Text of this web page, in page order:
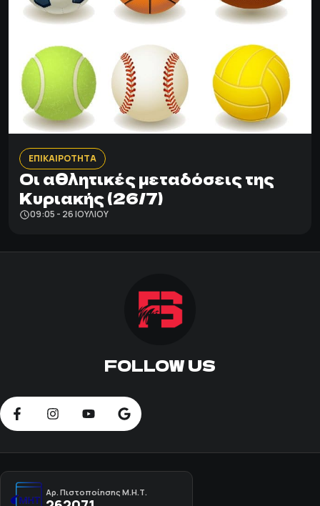
ΕΠΙΚΑΙΡΟΤΗΤΑ
Οι αθλητικές μεταδόσεις της
Κυριακής (26/7)
09:05 - 26 ΙΟΥΛΊΟΥ
FOLLOW US
Αρ. Πιστοποίησης Μ.Η.Τ.